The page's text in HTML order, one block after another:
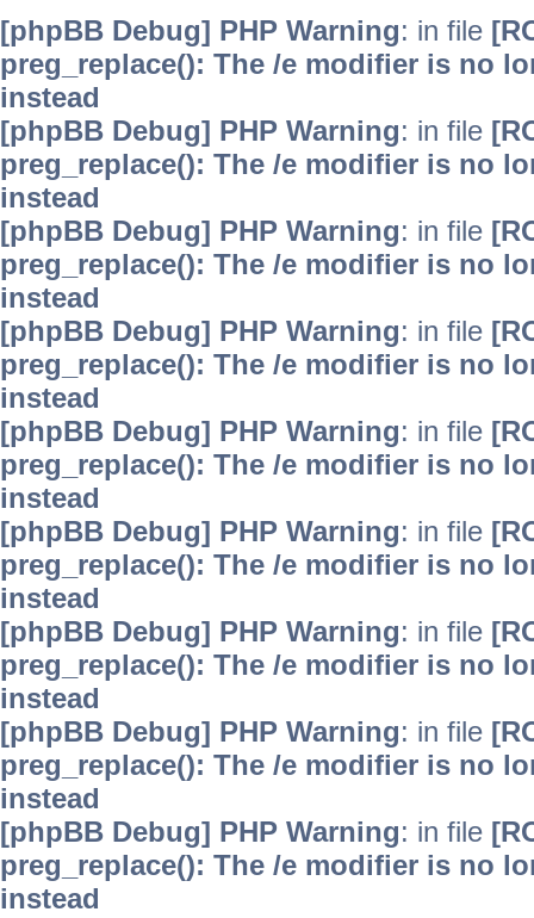
[phpBB Debug] PHP Warning: in file
preg_replace(): The /e modifier is no
instead
[phpBB Debug] PHP Warning: in file
preg_replace(): The /e modifier is no
instead
[phpBB Debug] PHP Warning: in file
preg_replace(): The /e modifier is no
instead
[phpBB Debug] PHP Warning: in file
preg_replace(): The /e modifier is no
instead
[phpBB Debug] PHP Warning: in file
preg_replace(): The /e modifier is no
instead
[phpBB Debug] PHP Warning: in file
preg_replace(): The /e modifier is no
instead
[phpBB Debug] PHP Warning: in file
preg_replace(): The /e modifier is no
instead
[phpBB Debug] PHP Warning: in file
preg_replace(): The /e modifier is no
instead
[phpBB Debug] PHP Warning: in file
preg_replace(): The /e modifier is no
instead